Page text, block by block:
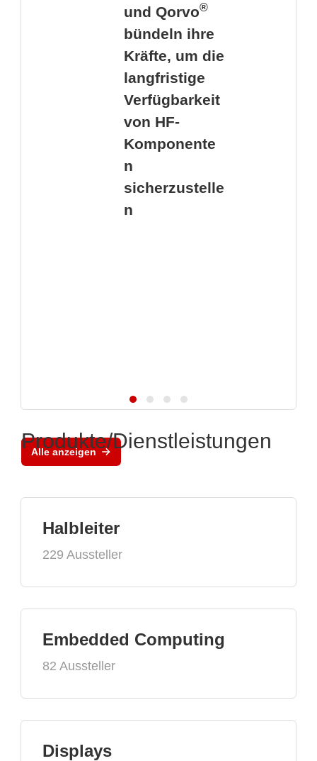
und Qorvo®
bündeln ihre
Kräfte, um die
langfristige
Verfügbarkeit
von HF-
Komponente
n
sicherzustelle
n
Alle anzeigen
Produkte/Dienstleistungen
Halbleiter
229 Aussteller
Embedded Computing
82 Aussteller
Displays